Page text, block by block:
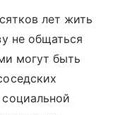
лет жить
не общаться
могут быть